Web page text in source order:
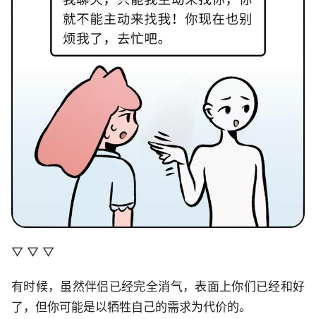
▽ ▽ ▽
有时候，虽然伴侣已经完全消气，表面上你们已经和好
了，但你可能是以牺牲自己的需求为代价的。